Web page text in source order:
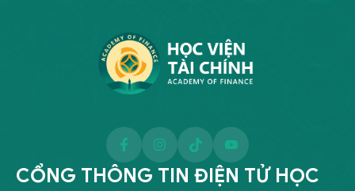
CỔNG THÔNG TIN ĐIỆN TỬ HỌC